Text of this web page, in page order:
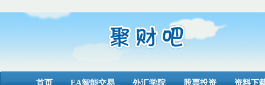
首页 EA智能交易 外汇学院 股票投资 资料下